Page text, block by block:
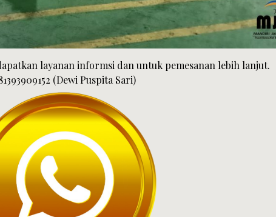
layanan informsi dan untuk pemesanan lebih lanjut.
(Dewi Puspita Sari)